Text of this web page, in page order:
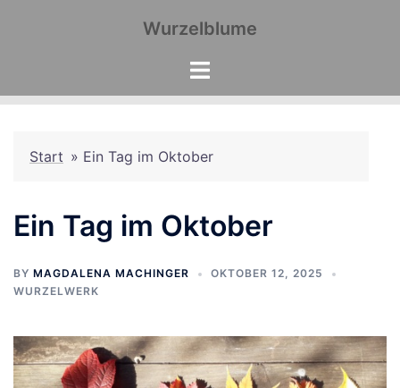
Wurzelblume
Start » Ein Tag im Oktober
Ein Tag im Oktober
BY MAGDALENA MACHINGER
OKTOBER 12, 2025
WURZELWERK